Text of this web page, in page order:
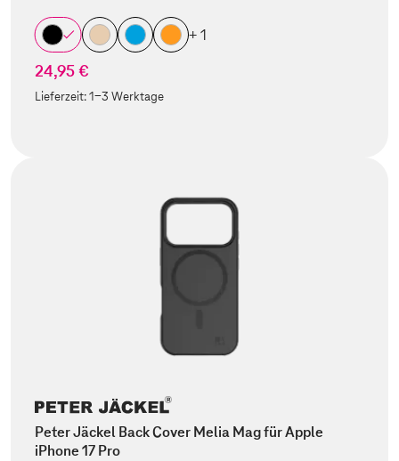
+ 1
24,95 €
Lieferzeit:1-3 Werktage
Peter Jäckel Back Cover Melia Mag für Apple
iPhone 17 Pro